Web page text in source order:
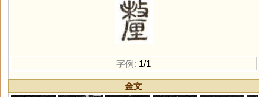
字例: 1/1
金文